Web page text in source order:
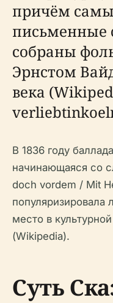
причём
письменные
собраны
Эрнстом
века
В 1836 году
начинающаяся со
doch vordem / Mit
популяризировала
место в
(Wikipedia).
Суть